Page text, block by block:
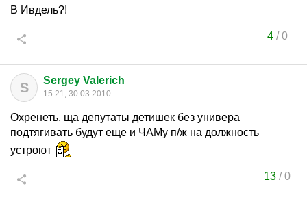
В Ивдель?!
4/0
S Sergey Valerich
15:21, 30.03.2010
Охренеть, ща депутаты детишек без универа
подтягивать будут еще и ЧАМу п/ж на должность
устроют
13 /0